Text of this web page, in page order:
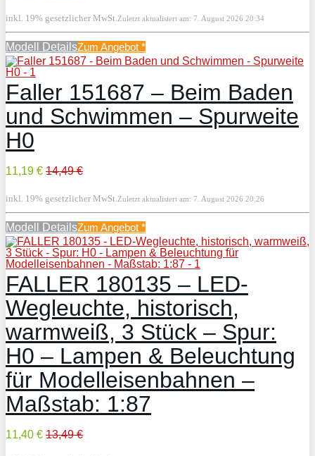
inkl. 19% gesetzlicher MwSt.Zuletzt aktualisiert am: 7. August 2026 20:34
Modell DetailsZum Angebot *
Faller 151687 – Beim Baden
und Schwimmen – Spurweite
H0
11,19 € 14,49 €
inkl. 19% gesetzlicher MwSt.Zuletzt aktualisiert am: 7. August 2026 20:26
Modell DetailsZum Angebot *
FALLER 180135 – LED-
Wegleuchte, historisch,
warmweiß, 3 Stück – Spur:
H0 – Lampen & Beleuchtung
für Modelleisenbahnen –
Maßstab: 1:87
11,40 € 13,49 €